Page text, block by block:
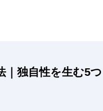
｜独自性を生む5つ